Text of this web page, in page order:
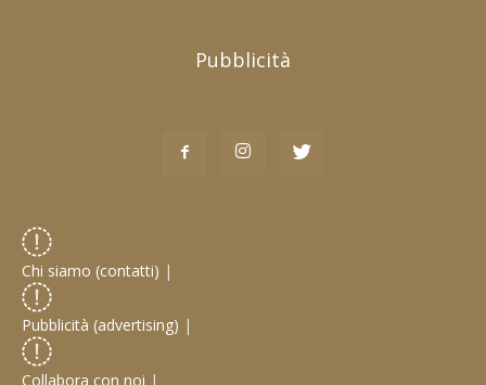
Pubblicità
Chi siamo (contatti) |
Pubblicità (advertising) |
Collabora con noi |